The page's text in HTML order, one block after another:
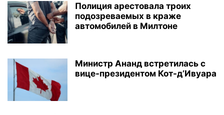
Полиция арестовала троих
подозреваемых в краже
автомобилей в Милтоне
Министр Ананд встретилась с
вице-президентом Кот-д’Ивуара